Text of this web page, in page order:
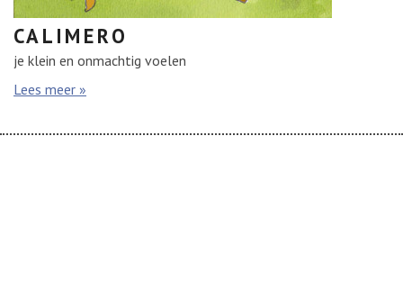
English
CALIMERO
je klein en onmachtig voelen
Lees meer »